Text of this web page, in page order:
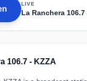
LIVE
La Ranchera 106.7
106.7 - KZZA